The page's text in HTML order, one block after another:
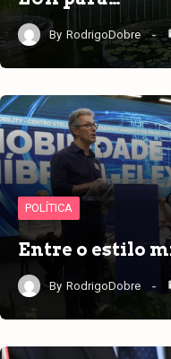
By RodrigoDobre
POLÍTICA
Entre o estilo
By RodrigoDobre